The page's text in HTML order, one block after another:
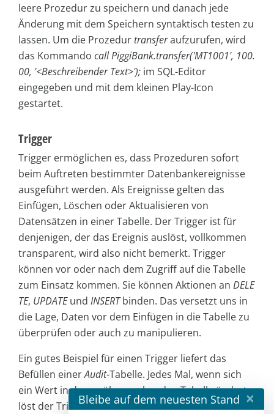
leere Prozedur zu speichern und danach jede
Änderung mit dem Speichern syntaktisch testen zu
lassen. Um die Prozedurtransferaufzurufen, wird
das Kommando callPiggiBank.transfer('MT1001', 100.
00, '<Beschreibender Text>'); im SQL-Editor
eingegeben und mit dem kleinen Play-Icon
gestartet.
Trigger
Trigger ermöglichen es, dass Prozeduren sofort
beim Auftreten bestimmter Datenbankereignisse
ausgeführt werden. Als Ereignisse gelten das
Einfügen, Löschen oder Aktualisieren von
Datensätzen in einer Tabelle. Der Trigger ist für
denjenigen, der das Ereignis auslöst, vollkommen
transparent, wird also nicht bemerkt. Trigger
können vor oder nach dem Zugriff auf die Tabelle
zum Einsatz kommen. Sie können Aktionen an DELE
TE, UPDATEund INSERTbinden. Das versetzt uns in
die Lage, Daten vor dem Einfügen in die Tabelle zu
überprüfen oder auch zu manipulieren.
Ein gutes Beispiel für einen Trigger liefert das
Befüllen einerAudit-Tabelle. Jedes Mal, wenn sich
ein Wert in der zu überwachenden Tabelle ändert,
löst der Trigger einen Vorgang aus, durch den ein
Bleibe auf dem neuesten Stand ×